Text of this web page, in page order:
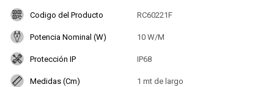
Codigo del Producto RC60221F
Potencia Nominal (W) 10 W/M
Protección IP IP68
Medidas (Cm) 1 mt de largo